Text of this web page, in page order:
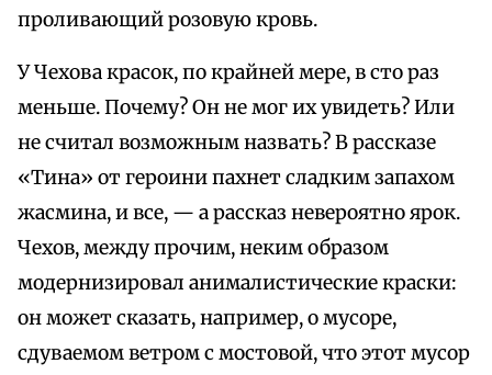
проливающий розовую кровь.
У Чехова красок, по крайней мере, в сто раз
меньше. Почему? Он не мог их увидеть? Или
не считал возможным назвать? В рассказе
«Тина» от героини пахнет сладким запахом
жасмина, и все, — а рассказ невероятно ярок.
Чехов, между прочим, неким образом
модернизировал анималистические краски:
он может сказать, например, о мусоре,
сдуваемом ветром с мостовой, что этот мусор